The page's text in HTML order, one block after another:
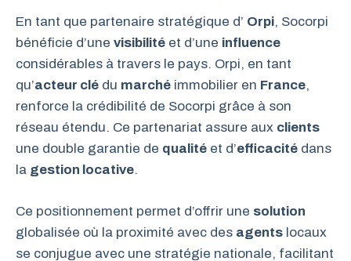
En tant que partenaire stratégique d’ Orpi, Socorpi
bénéficie d’une visibilité et d’une influence
considérables à travers le pays. Orpi, en tant
qu’acteur clé du marché immobilier en France,
renforce la crédibilité de Socorpi grâce à son
réseau étendu. Ce partenariat assure aux clients
une double garantie de qualité et d’efficacité dans
la gestion locative.
Ce positionnement permet d’offrir une solution
globalisée où la proximité avec des agents locaux
se conjugue avec une stratégie nationale, facilitant